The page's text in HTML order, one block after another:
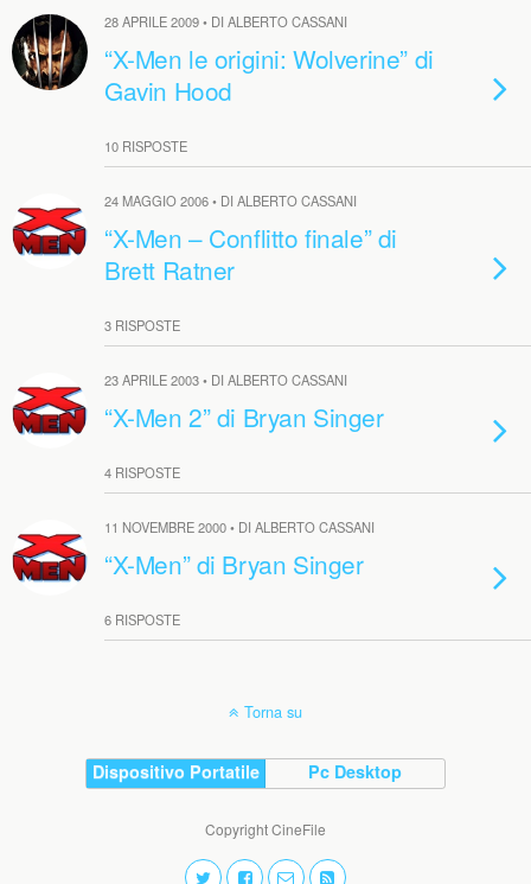
28 APRILE 2009 • DI ALBERTO CASSANI
“X-Men le origini: Wolverine” di
Gavin Hood
10 RISPOSTE
24 MAGGIO 2006 • DI ALBERTO CASSANI
“X-Men – Conflitto finale” di
Brett Ratner
3 RISPOSTE
23 APRILE 2003 • DI ALBERTO CASSANI
“X-Men 2” di Bryan Singer
4 RISPOSTE
11 NOVEMBRE 2000 • DI ALBERTO CASSANI
“X-Men” di Bryan Singer
6 RISPOSTE
Torna su
Dispositivo Portatile Pc Desktop
Copyright CineFile